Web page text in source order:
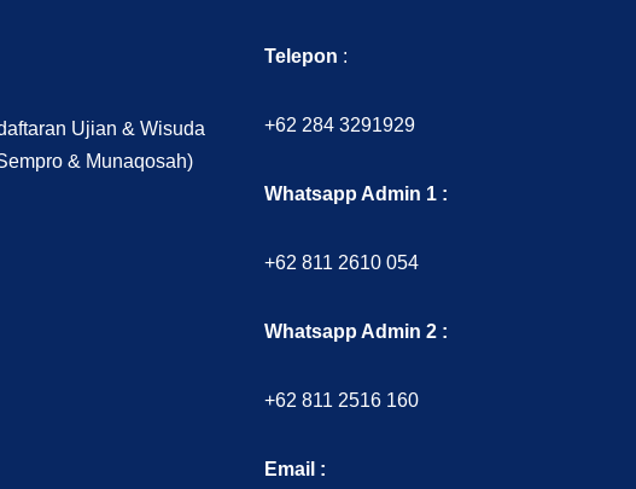
Ujian & Wisuda
& Munaqosah)
Telepon :
+62 284 3291929
Whatsapp Admin 1 :
+62 811 2610 054
Whatsapp Admin 2 :
+62 811 2516 160
Email :